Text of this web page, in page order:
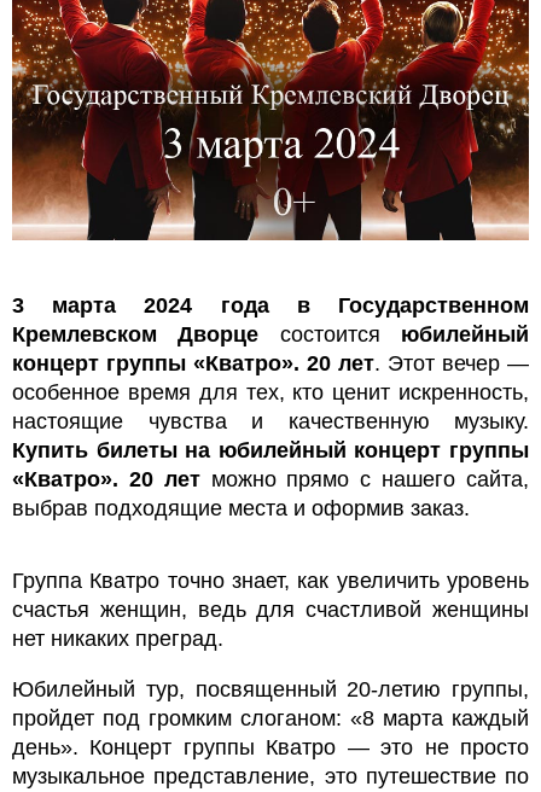
3 марта 2024 года в Государственном
Кремлевском Дворце состоится юбилейный
концерт группы «Кватро». 20 лет. Этот вечер —
особенное время для тех, кто ценит искренность,
настоящие чувства и качественную музыку.
Купить билеты на юбилейный концерт группы
«Кватро». 20 летможно прямо с нашего сайта,
выбрав подходящие места и оформив заказ.
Группа Кватро точно знает, как увеличить уровень
счастья женщин, ведь для счастливой женщины
нет никаких преград.
Юбилейный тур, посвященный 20-летию группы,
пройдет под громким слоганом: «8 марта каждый
день». Концерт группы Кватро — это не просто
музыкальное представление, это путешествие по